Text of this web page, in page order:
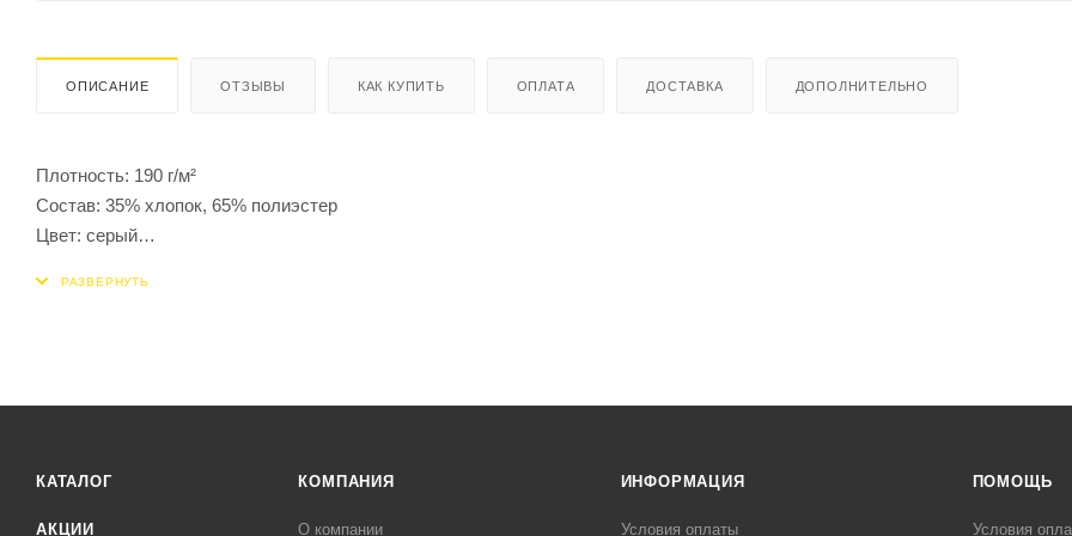
ОПИСАНИЕ ОТЗЫВЫ КАК КУПИТЬ ОПЛАТА ДОСТАВКА ДОПОЛНИТЕЛЬНО
Плотность: 190 г/м²
Состав: 35% хлопок, 65% полиэстер
Цвет: серый
КАТАЛОГ
АКЦИИ
КОМПАНИЯ
О компании
ИНФОРМАЦИЯ
Условия оплаты
ПОМОЩЬ
Условия